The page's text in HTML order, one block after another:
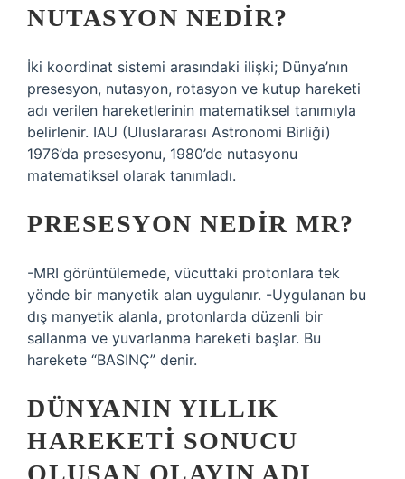
NUTASYON NEDIR?
İki koordinat sistemi arasındaki ilişki; Dünya’nın
presesyon, nutasyon, rotasyon ve kutup hareketi
adı verilen hareketlerinin matematiksel tanımıyla
belirlenir. IAU (Uluslararası Astronomi Birliği)
1976’da presesyonu, 1980’de nutasyonu
matematiksel olarak tanımladı.
PRESESYON NEDIR MR?
-MRI görüntülemede, vücuttaki protonlara tek
yönde bir manyetik alan uygulanır. -Uygulanan bu
dış manyetik alanla, protonlarda düzenli bir
sallanma ve yuvarlanma hareketi başlar. Bu
harekete “BASINÇ” denir.
DÜNYANIN YILLIK
HAREKETI SONUCU
OLUŞAN OLAYIN ADI